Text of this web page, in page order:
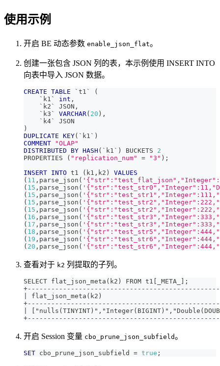
使用示例
开启 BE 动态参数 enable_json_flat。
创建一张包含 JSON 列的表，本示例使用 INSERT INTO
向表中导入 JSON 数据。
CREATE TABLE ` t1 `
(
` k1 ` int ,
` k2 ` JSON ,
` k3 ` VARCHAR( 20 ) ,
` k4`
JSON
)
DUPLICATE KEY( ` k1 ` )
COMMENT
"OLAP"
DISTRIBUTED
BY HASH ( ` k1 ` ) BUCKETS 2
PROPERTIES
( "replication_num" = "3" ) ;
INSERT INTO t1 ( k1 , k2 )
VALUES
( 11 , parse_json (
( 15 , parse_json (
( 15 , parse_json (
( 15 , parse_json (
( 15 , parse_json (
( 16 , parse_json (
( 17 , parse_json (
( 18 , parse_json (
( 19 , parse_json (
( 20 , parse_json (
查看对于 k2 列提取的子列。
SELECT flat_json_meta(k2) FROM t1[_META_];
| flat_json_meta(k2)
|
开启 Session 变量 cbo_prune_json_subfield。
SET cbo_prune_json_subfield = true ;